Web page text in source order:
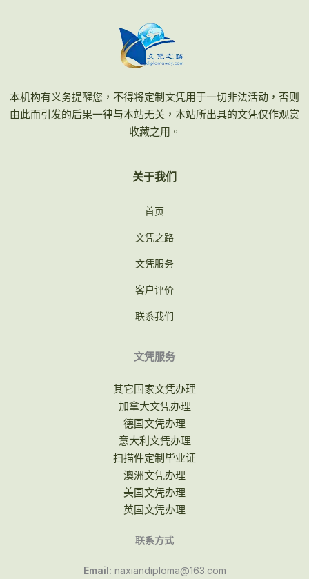
本机构有义务提醒您，不得将定制文凭用于一切非法活动，否则
由此而引发的后果一律与本站无关，本站所出具的文凭仅作观赏
收藏之用。
关于我们
首页
文凭之路
文凭服务
客户评价
联系我们
文凭服务
其它国家文凭办理
加拿大文凭办理
德国文凭办理
意大利文凭办理
扫描件定制毕业证
澳洲文凭办理
美国文凭办理
英国文凭办理
联系方式
Email: naxiandiploma@163.com